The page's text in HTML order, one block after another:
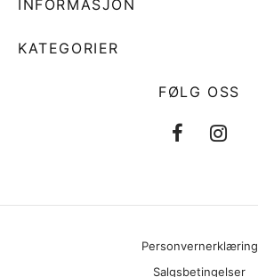
INFORMASJON
KATEGORIER
FØLG OSS
Personvernerklæring
Salgsbetingelser